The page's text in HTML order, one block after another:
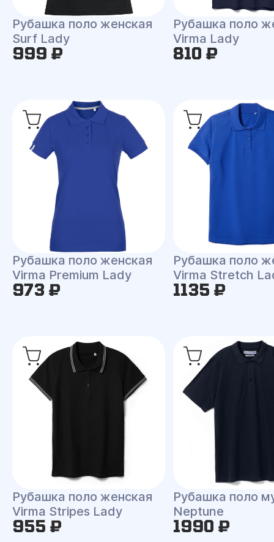
Рубашка поло женская
Surf Lady
999 ₽
Рубашка поло
Virma Lady
810 ₽
Рубашка поло женская
Virma Premium Lady
973 ₽
Рубашка поло
Virma Stretch
1135 ₽
Рубашка поло женская
Virma Stripes Lady
955 ₽
Рубашка поло
Neptune
1990 ₽